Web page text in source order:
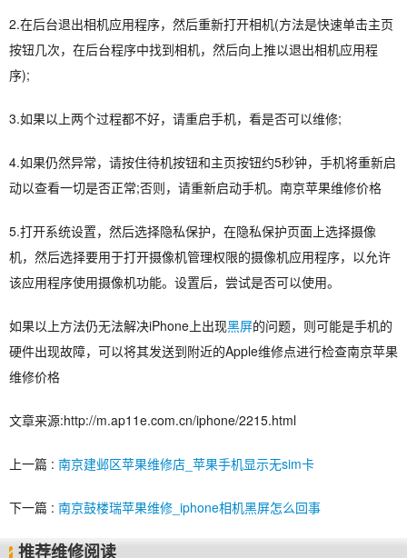
2.在后台退出相机应用程序，然后重新打开相机(方法是快速单击主页
按钮几次，在后台程序中找到相机，然后向上推以退出相机应用程
序);
3.如果以上两个过程都不​​好，请重启手机，看是否可以维修;
4.如果仍然异常，请按住待机按钮和主页按钮约5秒钟，手机将重新启
动以查看一切是否正常;否则，请重新启动手机。南京苹果维修价格
5.打开系统设置，然后选择隐私保护，在隐私保护页面上选择摄像
机，然后选择要用于打开摄像机管理权限的摄像机应用程序，以允许
该应用程序使用摄像机功能。设置后，尝试是否可以使用。
如果以上方法仍无法解决iPhone上出现黑屏的问题，则可能是手机的
硬件出现故障，可以将其发送到附近的Apple维修点进行检查南京苹果
维修价格
文章来源:http://m.ap11e.com.cn/iphone/2215.html
上一篇 : 南京建邺区苹果维修店_苹果手机显示无sim卡
下一篇 : 南京鼓楼瑞苹果维修_iphone相机黑屏怎么回事
推荐维修阅读